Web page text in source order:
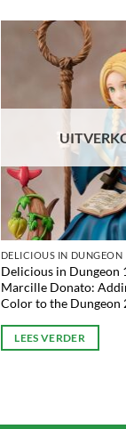
DELICIOUS IN DUNGEON
Delicious in Dungeon
Marcille Donato:
Color to the Dungeon
LEES VERDER